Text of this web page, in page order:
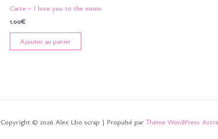
Carte – I love you to the moon
1.00€
Ajouter au panier
Copyright © 2026 Alex Lbo scrap | Propulsé par Thème WordPress Astra